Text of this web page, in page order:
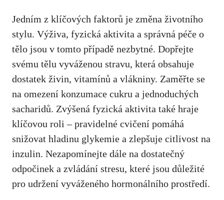
Jedním z‍ klíčových faktorů je‌ změna životního
stylu. Výživa, fyzická ‌aktivita a správná péče o
tělo jsou v⁣ tomto případě nezbytné. Dopřejte
svému tělu vyváženou stravu, která obsahuje
dostatek⁣ živin, vitamínů a vlákniny. Zaměřte se
na omezení konzumace ‌cukru a jednoduchých
sacharidů. Zvýšená fyzická aktivita také hraje
klíčovou roli – pravidelné cvičení pomáhá
⁣snižovat hladinu‍ glykemie a zlepšuje citlivost na
inzulin. Nezapomínejte dále na dostatečný
odpočinek a zvládání stresu, které jsou důležité
pro‌ udržení vyváženého hormonálního prostředí.